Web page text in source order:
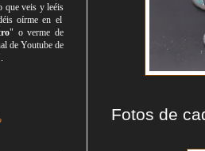
Fotos de
queveis yleéis
oírme en el
" o verme de
de Youtube de